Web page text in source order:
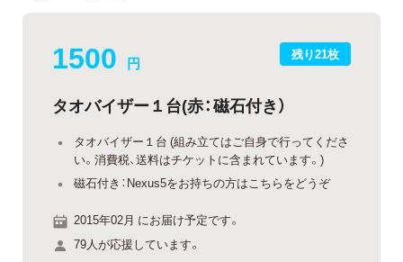
残り21枚
1500 円
タオバイザー１台(赤：磁石付き）
タオバイザー１台 (組み立てはご自身で行ってくださ
い。消費税、送料はチケットに含まれています。)
磁石付き：Nexus5をお持ちの方はこちらをどうぞ
2015年02月 にお届け予定です。
79人が応援しています。